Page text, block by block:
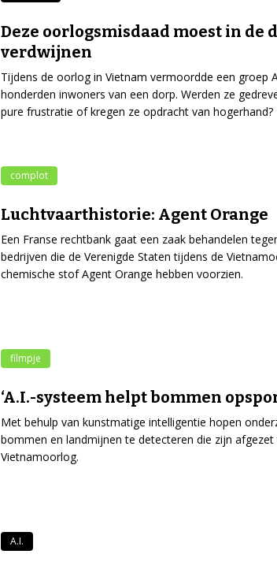
Deze oorlogsmisdaad moest in de
verdwijnen
Tijdens de oorlog in Vietnam vermoordde een groep
honderden inwoners van een dorp. Werden ze
pure frustratie of kregen ze opdracht van hogerhand?
complot
Luchtvaarthistorie: Agent Orange
Een Franse rechtbank gaat een zaak behandelen
bedrijven die de Verenigde Staten tijdens de
chemische stof Agent Orange hebben voorzien.
filmpje
‘A.I.-systeem helpt bommen
Met behulp van kunstmatige intelligentie hopen
bommen en landmijnen te detecteren die zijn afgezet
Vietnamoorlog.
A.I.